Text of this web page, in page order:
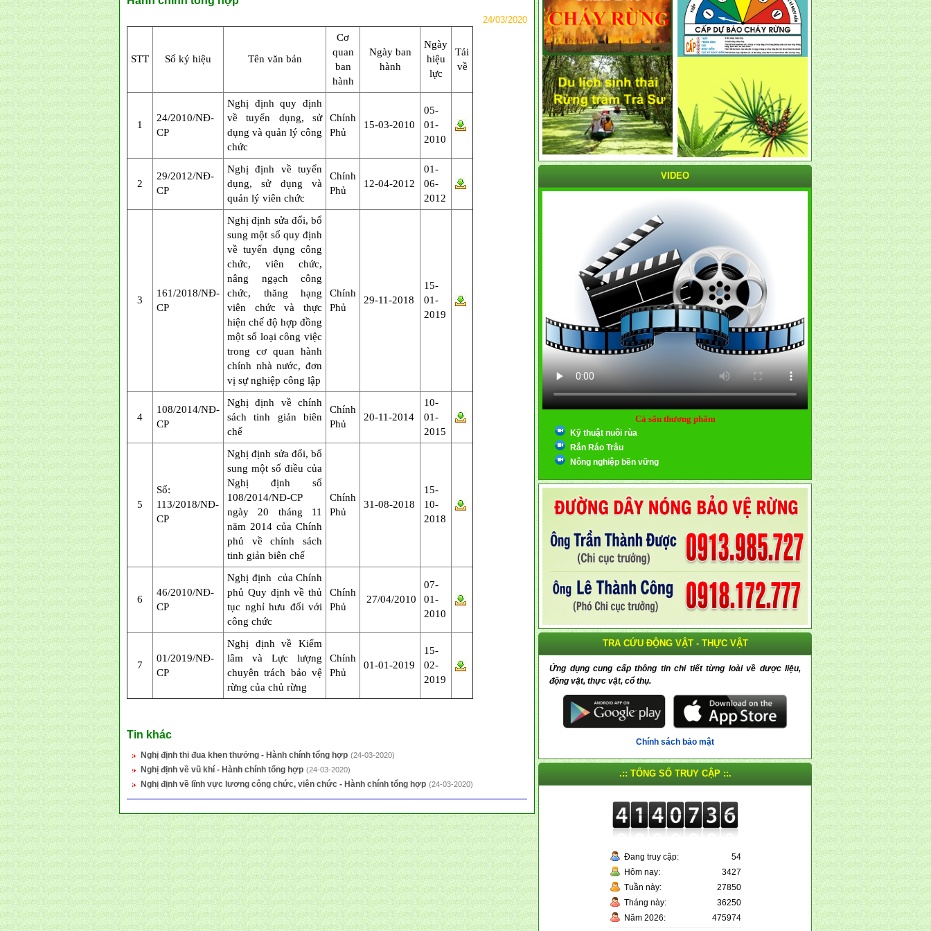
24/03/2020
STT Số ký hiệu Tên văn bản
Cơ
quan
ban
hành
Ngày ban
hành
Ngày
hiệu
lực
Tải
về
1
24/2010/NĐ-
CP
Nghị định quy định
về tuyển dụng, sử
dụng và quản lý công
chức
Chính
Phủ
15-03-2010
05-
01-
2010
2
29/2012/NĐ-
CP
Nghị định về tuyển
dụng, sử dụng và
quản lý viên chức
Chính
Phủ
12-04-2012
01-
06-
2012
3
161/2018/NĐ-
CP
Nghị định sửa đổi, bổ
sung một số quy định
về tuyển dụng công
chức, viên chức,
nâng ngạch công
chức, thăng hạng
viên chức và thực
hiện chế độ hợp đồng
một số loại công việc
trong cơ quan hành
chính nhà nước, đơn
vị sự nghiệp công lập
Chính
Phủ
29-11-2018
15-
01-
2019
4
108/2014/NĐ-
CP
Nghị định về chính
sách tinh giản biên
chế
Chính
Phủ
20-11-2014
10-
01-
2015
5
Số:
113/2018/NĐ-
CP
Nghị định sửa đổi, bổ
sung một số điều của
Nghị định số
108/2014/NĐ-CP
ngày 20 tháng 11
năm 2014 của Chính
phủ về chính sách
tinh giản biên chế
Chính
Phủ
31-08-2018
15-
10-
2018
6
46/2010/NĐ-
CP
Nghị định của Chính
phủ Quy định về thủ
tục nghỉ hưu đối với
công chức
Chính
Phủ
27/04/2010
07-
01-
2010
7
01/2019/NĐ-
CP
Nghị định về Kiểm
lâm và Lực lượng
chuyên trách bảo vệ
rừng của chủ rừng
Chính
Phủ
01-01-2019
15-
02-
2019
Tin khác
Nghị định thi đua khen thưởng - Hành chính tổng hợp (24-03-2020)
Nghị định về vũ khí - Hành chính tổng hợp (24-03-2020)
Nghị định về lĩnh vực lương công chức, viên chức - Hành chính tổng hợp (24-03-2020)
VIDEO
Cá sấu thương phẩm
Kỹ thuật nuôi rùa
Rắn Ráo Trâu
Nông nghiệp bền vững
TRA CỨU ĐỘNG VẬT - THỰC VẬT
Ứng dụng cung cấp thông tin chi tiết từng loài về dược liệu,
động vật, thực vật, cổ thụ.
Chính sách bảo mật
.:: TỔNG SỐ TRUY CẬP ::.
Đang truy cập:
54
Hôm nay:
3427
Tuần này:
27850
Tháng này:
36250
Năm 2026:
475974